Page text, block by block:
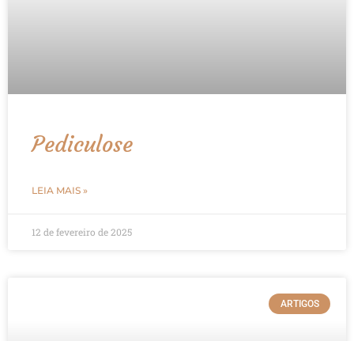
Pediculose
LEIA MAIS »
12 de fevereiro de 2025
ARTIGOS